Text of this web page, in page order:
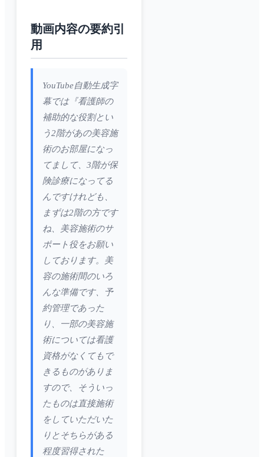
動画内容の要約引
用
YouTube自動生成字
幕では『看護師の
補助的な役割とい
う2階があの美容施
術のお部屋になっ
てまして、3階が保
険診療になってる
んですけれども、
まずは2階の方です
ね、美容施術のサ
ポート役をお願い
しております。美
容の施術間のいろ
んな準備です、予
約管理であった
り、一部の美容施
術については看護
資格がなくてもで
きるものがありま
すので、そういっ
たものは直接施術
をしていただいた
りとそちらがある
程度習得された